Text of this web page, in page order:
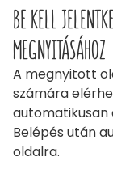
BE KELL
MEGNYITÁSÁHOZ
A megnyitott
számára
Belépés után
oldalra.